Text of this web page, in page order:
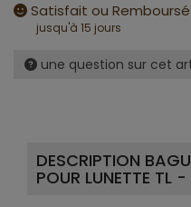
Satisfait ou Remboursé
jusqu'à 15 jours
une question sur cet
DESCRIPTION
POUR LUNETTE TL